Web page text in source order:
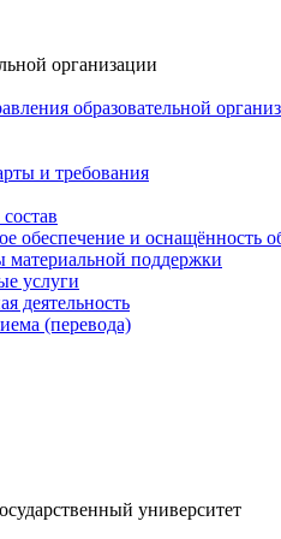
организации
образовательной
и требования
обеспечение и оснащённость
поддержки
услуги
деятельность
(перевода)
университет